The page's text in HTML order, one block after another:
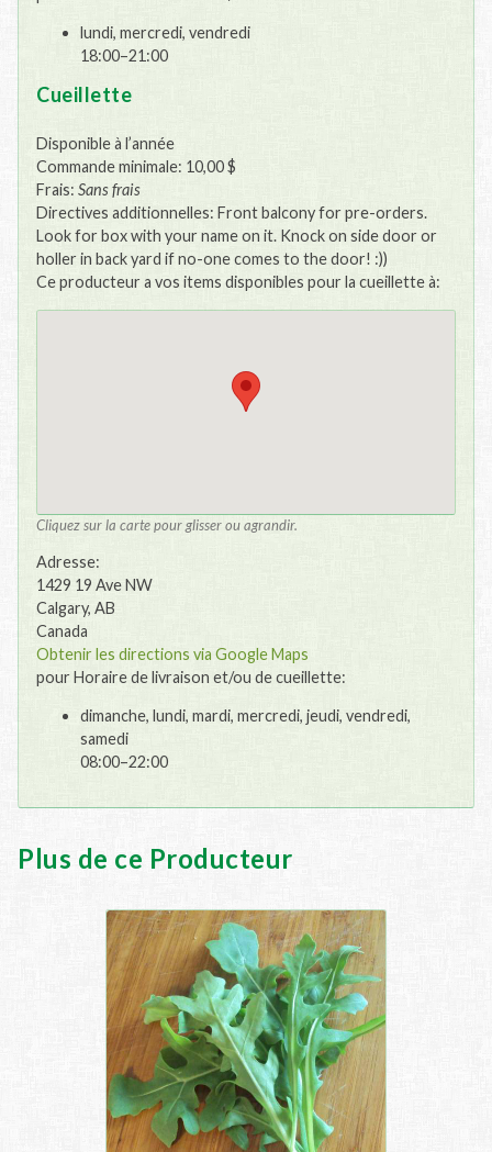
lundi, mercredi, vendredi
18:00–21:00
Cueillette
Disponible à l’année
Commande minimale: 10,00 $
Frais: Sans frais
Directives additionnelles: Front balcony for pre-orders.
Look for box with your name on it. Knock on side door or
holler in back yard if no-one comes to the door! :))
Ce producteur a vos items disponibles pour la cueillette à:
Cliquez sur la carte pour glisser ou agrandir.
Adresse:
1429 19 Ave NW
Calgary, AB
Canada
Obtenir les directions via Google Maps
pour Horaire de livraison et/ou de cueillette:
dimanche, lundi, mardi, mercredi, jeudi, vendredi,
samedi
08:00–22:00
Plus de ce Producteur